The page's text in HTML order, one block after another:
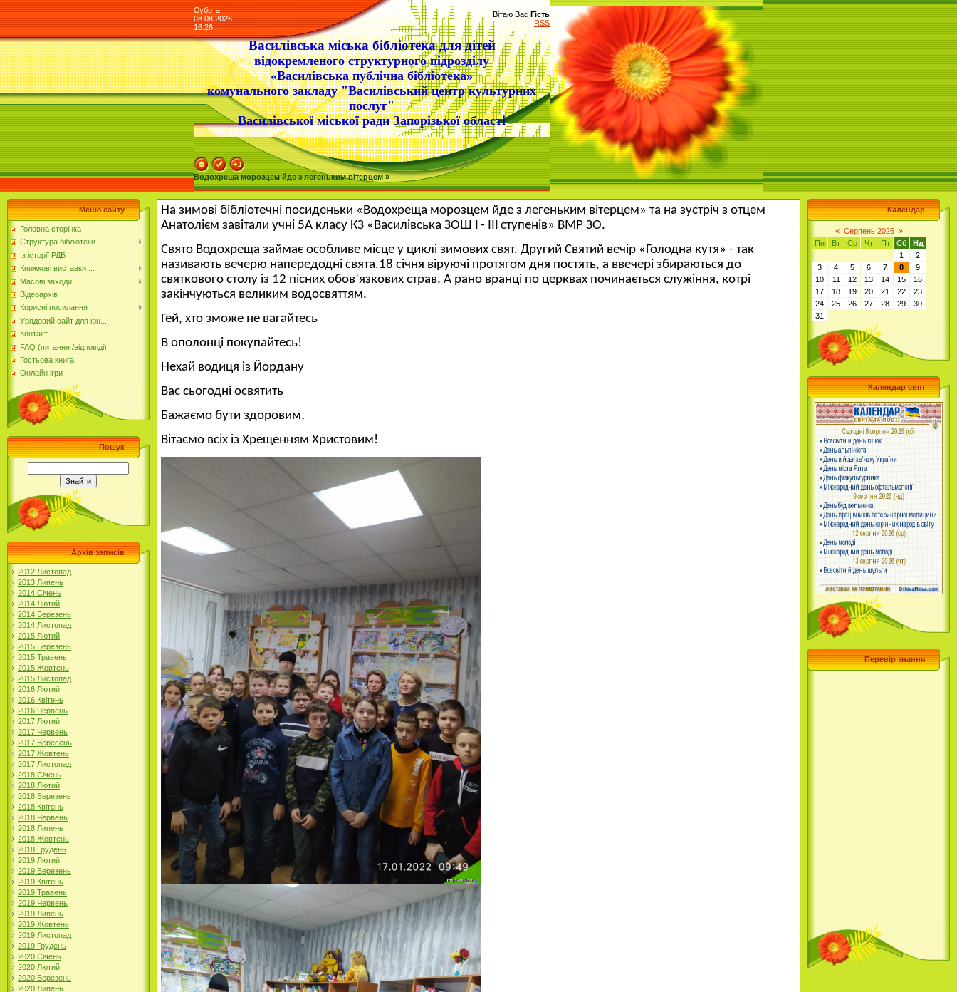
Субота
08.08.2026
16:26
Вітаю Вас Гість
RSS
Василівська міська бібліотека для дітей
відокремленого структурного підрозділу
«Василівська публічна бібліотека»
комунального закладу "Василівський центр культурних
послуг"
Василівської міської ради Запорізької області
Водохреща морозцем йде з легеньким вітерцем »
Меню сайту
Головна сторінка
Структура бібліотеки
Із історії РДБ
Книжкові виставки ...
Масові заходи
Відеоархів
Корисні посилання
Урядовий сайт для юн...
Контакт
FAQ (питання /відповіді)
Гостьова книга
Онлайн ігри
Пошук
Архів записів
2012 Листопад
2013 Липень
2014 Січень
2014 Лютий
2014 Березень
2014 Листопад
2015 Лютий
2015 Березень
2015 Травень
2015 Жовтень
2015 Листопад
2016 Лютий
2016 Квітень
2016 Червень
2017 Лютий
2017 Червень
2017 Вересень
2017 Жовтень
2017 Листопад
2018 Січень
2018 Лютий
2018 Березень
2018 Квітень
2018 Червень
2018 Липень
2018 Жовтень
2018 Грудень
2019 Лютий
2019 Березень
2019 Квітень
2019 Травень
2019 Червень
2019 Липень
2019 Жовтень
2019 Листопад
2019 Грудень
2020 Січень
2020 Лютий
2020 Березень
2020 Липень
На зимові бібліотечні посиденьки «Водохреща морозцем йде з легеньким вітерцем» та на зустріч з отцем
Анатолієм завітали учні 5А класу КЗ «Василівська ЗОШ I - III ступенів» ВМР ЗО.
Свято Водохреща займає особливе місце у циклі зимових свят. Другий Святий вечір «Голодна кутя» - так
називають вечерю напередодні свята.18 січня віруючі протягом дня постять, а ввечері збираються до
святкового столу із 12 пісних обов’язкових страв. А рано вранці по церквах починається служіння, котрі
закінчуються великим водосвяттям.
Гей, хто зможе не вагайтесь
В ополонці покупайтесь!
Нехай водиця із Йордану
Вас сьогодні освятить
Бажаємо бути здоровим,
Вітаємо всіх із Хрещенням Христовим!
Календар
« Серпень 2026 »
Пн
Вт Ср Чт Пт Сб
Нд
1
2
3
4 5 6 7 8
9
10
11 12 13 14 15
16
17
18 19 20 21 22
23
24
25 26 27 28 29
30
31
Календар свят
Перевір знання